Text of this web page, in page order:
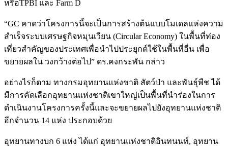
หรือTPBI และ Farm D
“GC คาดว่าโครงการนี้จะเป็นการสร้างต้นแบบโมเดลแห่งความ
สำเร็จระบบเศรษฐกิจหมุนเวียน (Circular Economy) ในพื้นที่ท่อง
เที่ยวสำคัญของประเทศเพื่อนำไปประยุกต์ใช้ในพื้นที่อื่น เพื่อ
ขยายผลใน วงกว้างต่อไป” ดร.คงกระพัน กล่าว
อย่างไรก็ตาม ทางกรมอุทยานแห่งชาติ สัตว์ป่า และพันธุ์พืช ได้
มีการคัดเลือกอุทยานแห่งชาติเขาใหญ่เป็นพื้นที่นำร่องในการ
ดำเนินงานโครงการครั้งนี้และจะขยายผลไปยังอุทยานแห่งชาติ
อีกจำนวน 14 แห่ง ประกอบด้วย
อุทยานทางบก 6 แห่ง ได้แก่ อุทยานแห่งชาติอินทนนท์, อุทยาน